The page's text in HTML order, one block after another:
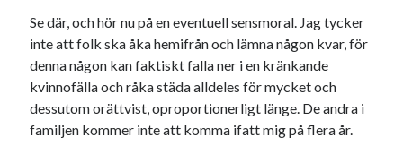
Egna länkar
Bokstävlar & AI – mitt levebröd. Gå en kurs!
Den stora bloggläsarvärvsveckan
Se där, och hör nu på en eventuell sensmoral. Jag tycker
inte att folk ska åka hemifrån och lämna någon kvar, för
denna någon kan faktiskt falla ner i en kränkande
kvinnofälla och råka städa alldeles för mycket och
dessutom orättvist, oproportionerligt länge. De andra i
familjen kommer inte att komma ifatt mig på flera år.